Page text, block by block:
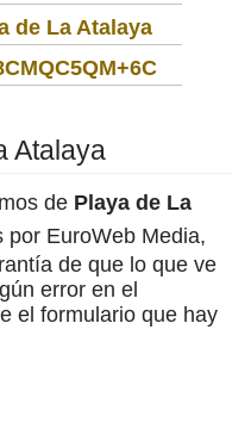
de La Atalaya
Atalaya
de Playa de La
por EuroWeb Media,
de que lo que ve
error en el
el formulario que hay